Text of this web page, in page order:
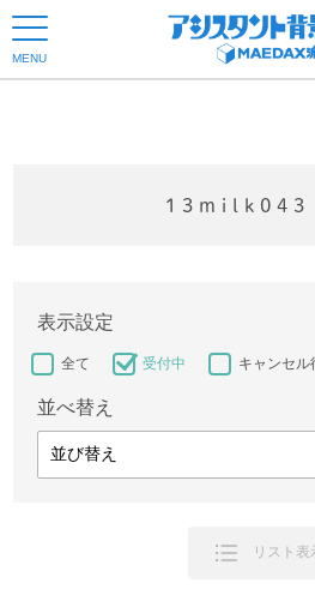
MENU
13milk043
表示設定
全て 受付中 キャンセル
並べ替え
リスト表